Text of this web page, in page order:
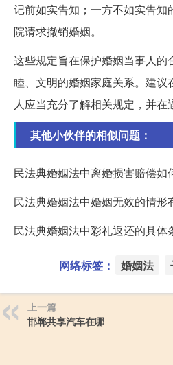
记前如实告知；一方不如实告知
院请求撤销婚姻。
这些规定旨在保护婚姻当事人的
睦、文明的婚姻家庭关系。建议
人应当充分了解相关规定，并在
其他小伙伴的相似问题：
民法典婚姻法中离婚损害赔偿如
民法典婚姻法中婚姻无效的情形
民法典婚姻法中彩礼返还的具体
网络标签： 婚姻法
上一篇
邯郸共享汽车在哪